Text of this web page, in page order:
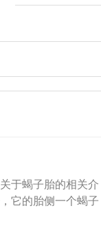
于蝎子胎的相关介
它的胎侧一个蝎子
市面上销售最好